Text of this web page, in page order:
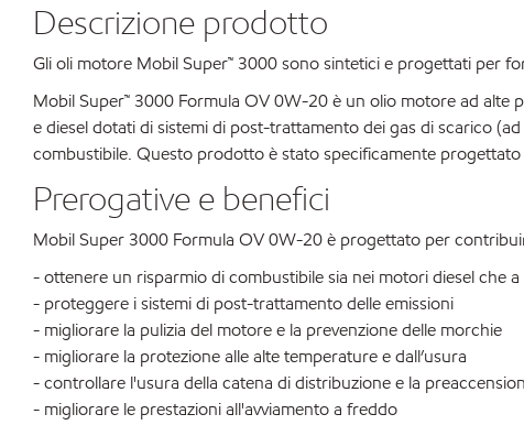
Descrizione prodotto
Gli oli motore Mobil Super™ 3000 sono sintetici e progettati per
Mobil Super™ 3000 Formula OV 0W-20 è un olio motore ad
e diesel dotati di sistemi di post-trattamento dei gas di scarico
combustibile. Questo prodotto è stato specificamente
Prerogative e benefici
Mobil Super 3000 Formula OV 0W-20 è progettato per
- ottenere un risparmio di combustibile sia nei motori diesel
- proteggere i sistemi di post-trattamento delle emissioni
- migliorare la pulizia del motore e la prevenzione delle morchie
- migliorare la protezione alle alte temperature e dall’usura
- controllare l'usura della catena di distribuzione e la
- migliorare le prestazioni all'avviamento a freddo